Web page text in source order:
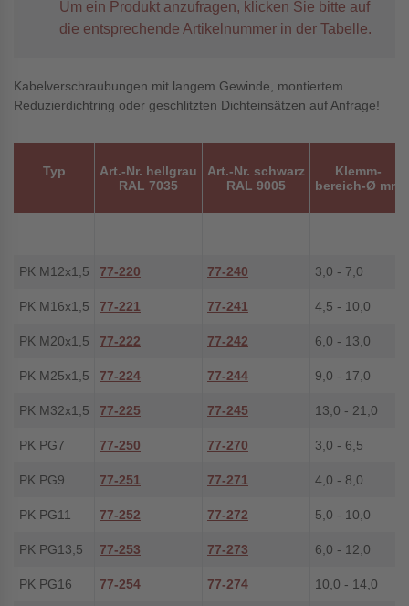
Um ein Produkt anzufragen, klicken Sie bitte auf
die entsprechende Artikelnummer in der Tabelle.
Kabelverschraubungen mit langem Gewinde, montiertem
Reduzierdichtring oder geschlitzten Dichteinsätzen auf Anfrage!
Typ
Art.-Nr. hellgrau
RAL 7035
Art.-Nr. schwarz
RAL 9005
Klemm-
bereich-Ø mm
PK M12x1,5 77-220 77-240 3,0 - 7,0
PK M16x1,5 77-221 77-241 4,5 - 10,0
PK M20x1,5 77-222 77-242 6,0 - 13,0
PK M25x1,5 77-224 77-244 9,0 - 17,0
PK M32x1,5 77-225 77-245 13,0 - 21,0
PK PG7 77-250 77-270 3,0 - 6,5
PK PG9 77-251 77-271 4,0 - 8,0
PK PG11 77-252 77-272 5,0 - 10,0
PK PG13,5 77-253 77-273 6,0 - 12,0
PK PG16 77-254 77-274 10,0 - 14,0